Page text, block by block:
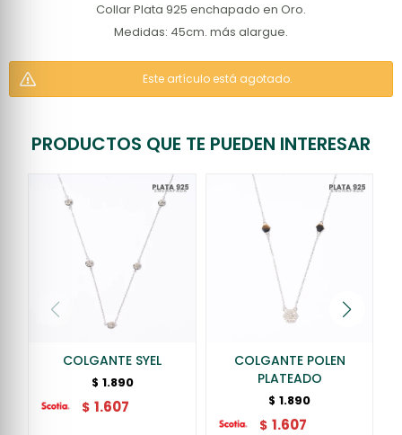
Collar Plata 925 enchapado en Oro.
Medidas: 45cm. más alargue.
Este artículo está agotado.
PRODUCTOS QUE TE PUEDEN INTERESAR
COLGANTE SYEL
$ 1.890
$ 1.607
COLGANTE POLEN
PLATEADO
$ 1.890
$ 1.607